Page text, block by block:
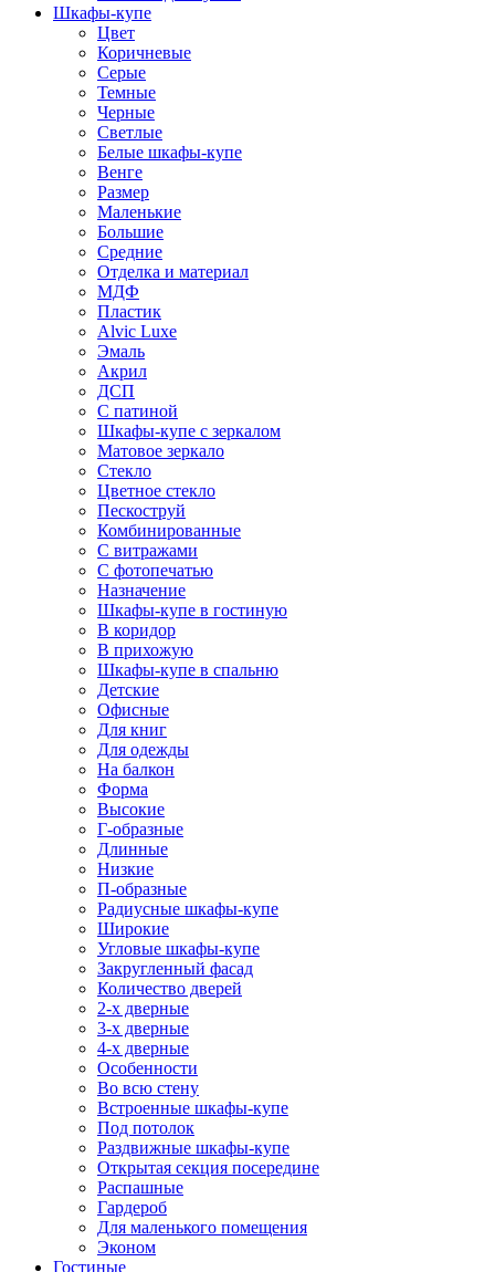
Шкафы-купе
Цвет
Коричневые
Серые
Темные
Черные
Светлые
Белые шкафы-купе
Венге
Размер
Маленькие
Большие
Средние
Отделка и материал
МДФ
Пластик
Alvic Luxe
Эмаль
Акрил
ДСП
С патиной
Шкафы-купе с зеркалом
Матовое зеркало
Стекло
Цветное стекло
Пескоструй
Комбинированные
С витражами
С фотопечатью
Назначение
Шкафы-купе в гостиную
В коридор
В прихожую
Шкафы-купе в спальню
Детские
Офисные
Для книг
Для одежды
На балкон
Форма
Высокие
Г-образные
Длинные
Низкие
П-образные
Радиусные шкафы-купе
Широкие
Угловые шкафы-купе
Закругленный фасад
Количество дверей
2-х дверные
3-х дверные
4-х дверные
Особенности
Во всю стену
Встроенные шкафы-купе
Под потолок
Раздвижные шкафы-купе
Открытая секция посередине
Распашные
Гардероб
Для маленького помещения
Эконом
Гостиные